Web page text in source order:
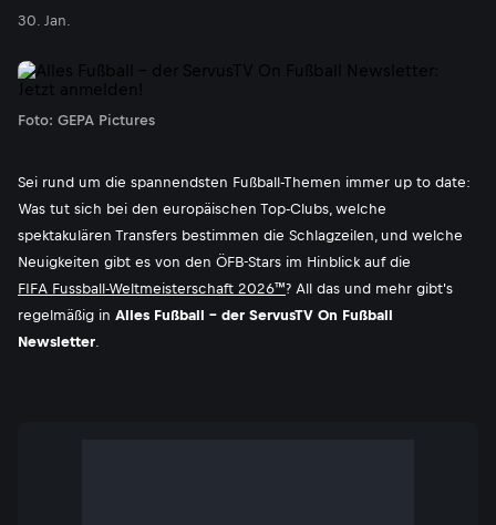
30. Jan.
Foto: GEPA Pictures
Sei rund um die spannendsten Fußball-Themen immer up to date:
Was tut sich bei den europäischen Top-Clubs, welche
spektakulären Transfers bestimmen die Schlagzeilen, und welche
Neuigkeiten gibt es von den ÖFB-Stars im Hinblick auf die
FIFA Fussball-Weltmeisterschaft 2026™? All das und mehr gibt's
regelmäßig in Alles Fußball - der ServusTV On Fußball
Newsletter.